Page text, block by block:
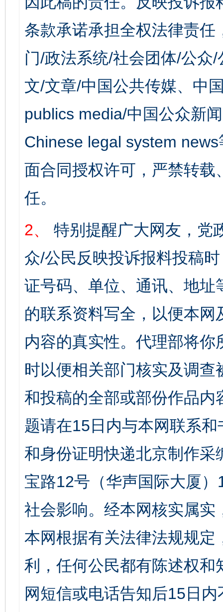
条款承诺承担全权法律责
门/政法系统/社会团体/公众
文/文章/中国公共传媒、中
publics media/中国公众新
Chinese legal system
面合同授权许可，严禁转
任。
2、
特别提醒广大网友，党
众/公民反映投诉报料投稿
证号码、单位、通讯、地
的联系资料写全，以便本
内容的真实性。代理部将
时以便相关部门核实及调
和投稿的全部或部份作品
题请在15日内与本网联系
和身份证明快递北京制作
宝路12号（华声国际大厦
社会影响。经本网核实属
本网根据有关法律法规规
利，任何公民都有陈述权
网短信或电话告知后15日